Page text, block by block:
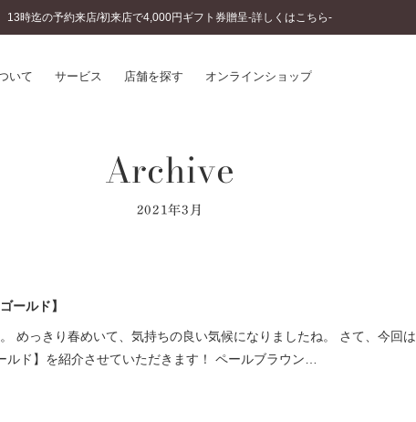
13時迄の予約来店/初来店で4,000円ギフト券贈呈-詳しくはこちら-
いて サービス 店舗を探す オンラインショップ
ビス
婚約指輪とは
結婚指輪とは
セットリングとは
SWEET STORIES
ショップブログ
Archive
2021年3月
ールド】
めっきり春めいて、気持ちの良い気候になりましたね。 さて、今回は
ルド】を紹介させていただきます！ ペールブラウン…